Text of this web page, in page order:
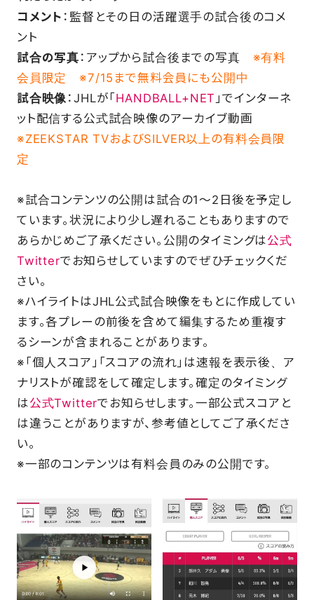
FAQ
コメント ：監督とその日の活躍選手の試合後のコメ
ント
試合の写真 ：アップから試合後までの写真 ※有料
会員限定
※7/15まで無料会員にも公開中
試合映像：JHLが「 HANDBALL+NET」でインターネ
ット配信する公式試合映像のアーカイブ動画
※ZEEKSTAR TVおよびSILVER以上の有料会員限
定
※試合コンテンツの公開は試合の1～2日後を予定し
ています。状況により少し遅れることもありますので
あらかじめご了承ください。公開のタイミングは公式
Twitterでお知らせしていますのでぜひチェックくだ
さい。
※ハイライトはJHL公式試合映像をもとに作成してい
ます。各プレーの前後を含めて編集するため重複す
るシーンが含まれることがあります。
※「個人スコア」「スコアの流れ」は速報を表示後、ア
ナリストが確認をして確定します。確定のタイミング
は公式Twitterでお知らせします。一部公式スコアと
は違うことがありますが、参考値としてご了承くださ
い。
※一部のコンテンツは有料会員のみの公開です。